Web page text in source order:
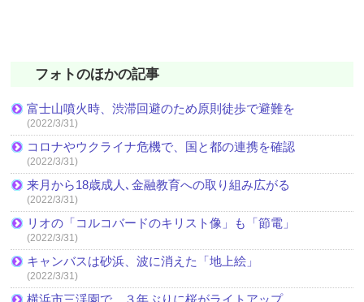
フォトのほかの記事
富士山噴火時、渋滞回避のため原則徒歩で避難を
(2022/3/31)
コロナやウクライナ危機で、国と都の連携を確認
(2022/3/31)
来月から18歳成人､金融教育への取り組み広がる
(2022/3/31)
リオの「コルコバードのキリスト像」も「節電」
(2022/3/31)
キャンバスは砂浜、波に消えた「地上絵」
(2022/3/31)
横浜市三渓園で、３年ぶりに桜がライトアップ